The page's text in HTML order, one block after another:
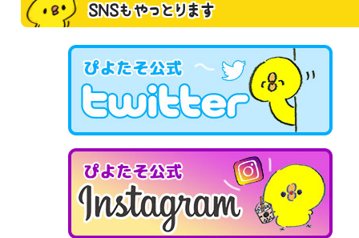
SNSもやっとります